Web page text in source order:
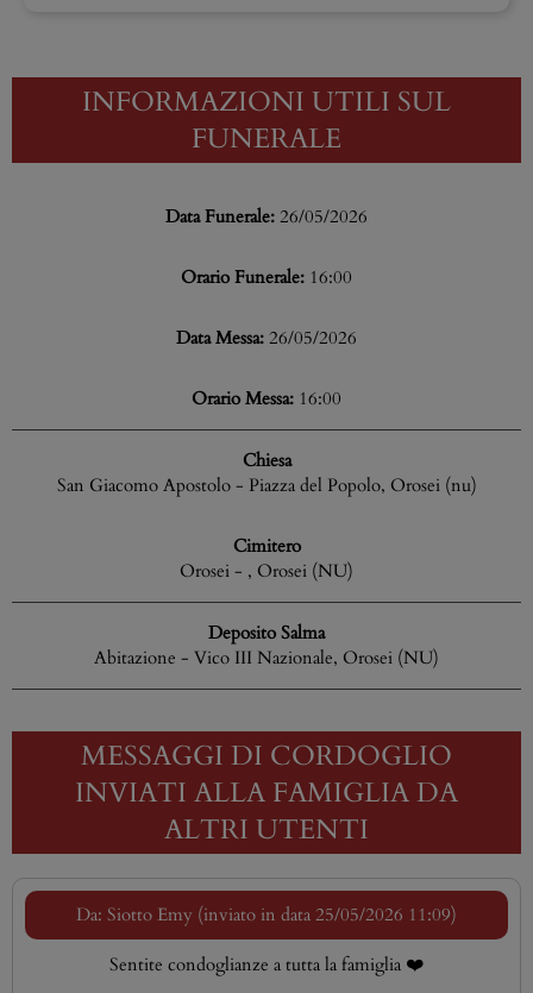
INFORMAZIONI UTILI SUL
FUNERALE
Data Funerale:26/05/2026
Orario Funerale: 16:00
Data Messa:26/05/2026
Orario Messa: 16:00
Chiesa
San Giacomo Apostolo - Piazza del Popolo, Orosei (nu)
Cimitero
Orosei - , Orosei (NU)
Deposito Salma
Abitazione - Vico III Nazionale, Orosei (NU)
MESSAGGI DI CORDOGLIO
INVIATI ALLA FAMIGLIA DA
ALTRI UTENTI
Da: Siotto Emy (inviato in data 25/05/2026 11:09)
Sentite condoglianze a tutta la famiglia ❤️